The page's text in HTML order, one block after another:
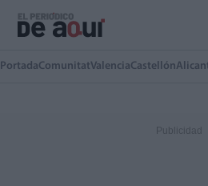
PortadaComunitatValenciaCastellón